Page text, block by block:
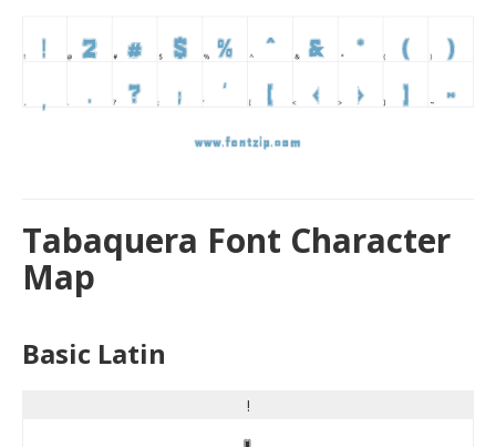
Tabaquera Font Character
Map
Basic Latin
!